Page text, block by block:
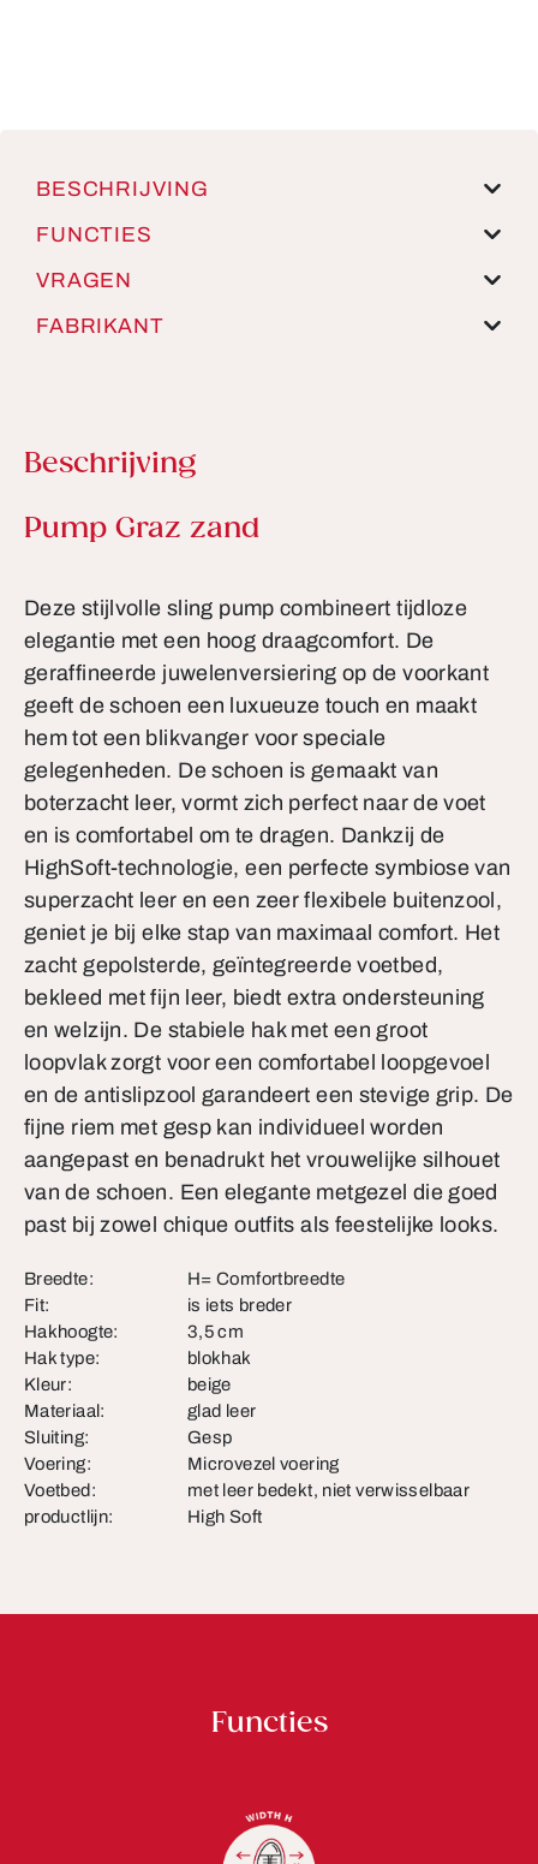
BESCHRIJVING
FUNCTIES
VRAGEN
FABRIKANT
Beschrijving
Productinformatie
Pump Graz zand
Deze stijlvolle sling pump combineert tijdloze
elegantie met een hoog draagcomfort. De
geraffineerde juwelenversiering op de voorkant
geeft de schoen een luxueuze touch en maakt
hem tot een blikvanger voor speciale
gelegenheden. De schoen is gemaakt van
boterzacht leer, vormt zich perfect naar de voet
en is comfortabel om te dragen. Dankzij de
HighSoft-technologie, een perfecte symbiose van
superzacht leer en een zeer flexibele buitenzool,
geniet je bij elke stap van maximaal comfort. Het
zacht gepolsterde, geïntegreerde voetbed,
bekleed met fijn leer, biedt extra ondersteuning
en welzijn. De stabiele hak met een groot
loopvlak zorgt voor een comfortabel loopgevoel
en de antislipzool garandeert een stevige grip. De
fijne riem met gesp kan individueel worden
aangepast en benadrukt het vrouwelijke silhouet
van de schoen. Een elegante metgezel die goed
past bij zowel chique outfits als feestelijke looks.
Breedte:
H= Comfortbreedte
Fit:
is iets breder
Hakhoogte:
3,5 cm
Hak type:
blokhak
Kleur:
beige
Materiaal:
glad leer
Sluiting:
Gesp
Voering:
Microvezel voering
Voetbed:
met leer bedekt, niet verwisselbaar
productlijn:
High Soft
Functies